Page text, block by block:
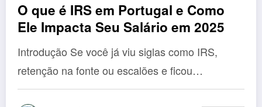
O que é IRS em Portugal e Como
Ele Impacta Seu Salário em 2025
Introdução Se você já viu siglas como IRS,
retenção na fonte ou escalões e ficou…